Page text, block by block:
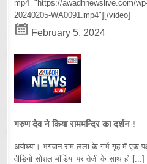
mp4="https://awadhnewslive.com/
20240205-WA0091.mp4"][/video]
February 5, 2024
गरुण देव ने किया राममन्दिर का दर्शन !
अयोध्या। भगवान राम लला के गर्भ गृह में एक
वीडियो सोशल मीडिया पर तेजी के साथ हो [...]